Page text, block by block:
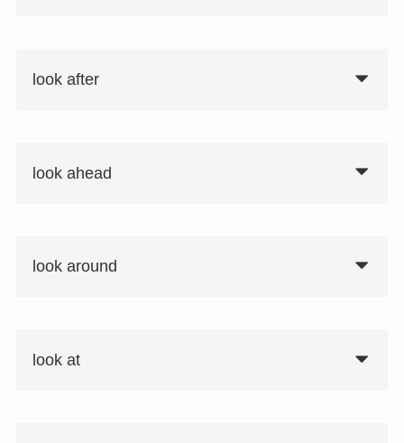
look after
look ahead
look around
look at